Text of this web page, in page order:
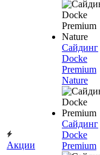
Акции
Сайдинг
Docke
Premium
Nature
Сайдинг
Docke
Premium